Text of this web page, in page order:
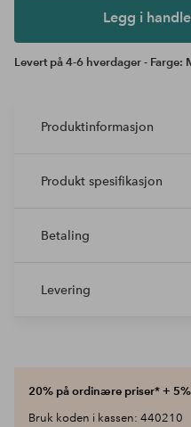
Legg i
Levert på 4-6 hverdager - Farge:
Produktinformasjon
Produkt spesifikasjon
Betaling
Levering
20% på ordinære priser* +
Bruk koden i kassen: 440210